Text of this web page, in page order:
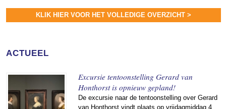
KLIK HIER VOOR HET VOLLEDIGE OVERZICHT >
ACTUEEL
Excursie tentoonstelling Gerard van
Honthorst is opnieuw gepland!
De excursie naar de tentoonstelling over Gerard
van Honthorst vindt plaats op vrijdagmiddag 4